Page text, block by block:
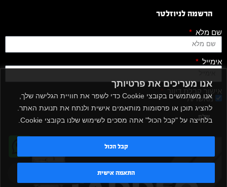
אנו מעריכים את פרטיותך
אנו משתמשים בקובצי Cookie כדי לשפר את חוויית הגלישה שלך,
להציג תוכן או פרסומות מותאמים אישית ולנתח את תנועת האתר.
בלחיצה על "קבל הכול" אתה מסכים לשימוש שלנו בקובצי Cookie.
התאמה אישית
קבל הכול
הרשמה לניוזלטר
שם מלא
אימייל
אישור קבלת דיוור
מאשר/ת
שלח